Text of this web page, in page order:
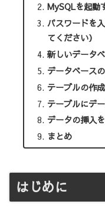
MySQLを起動
パスワードを
てください）
新しいデータ
データベース
テーブルの作成
テーブルにデ
データの挿入
まとめ
はじめに